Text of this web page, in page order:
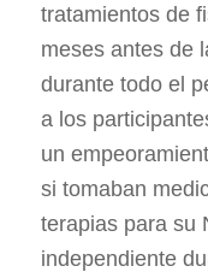
tratamientos de
meses antes de
durante todo el
a los
un
si tomaban
terapias para su
independiente